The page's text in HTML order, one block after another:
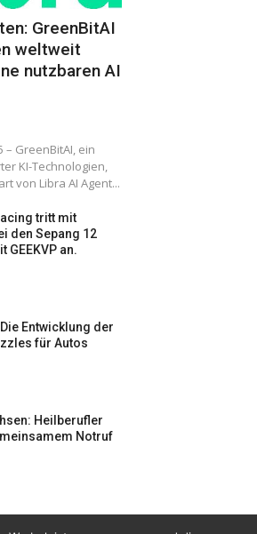
GreenBitAI
weltweit
nutzbaren AI
– GreenBitAI, ein
KI-Technologien,
von Libra AI Agent...
tritt mit
den Sepang 12
GEEKVP an.
Entwicklung der
für Autos
Heilberufler
Notruf